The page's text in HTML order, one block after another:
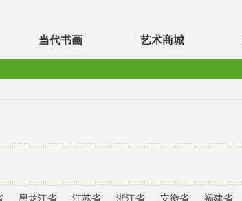
当代书画 艺术商城
黑龙江省 江苏省 浙江省 安徽省 福建省